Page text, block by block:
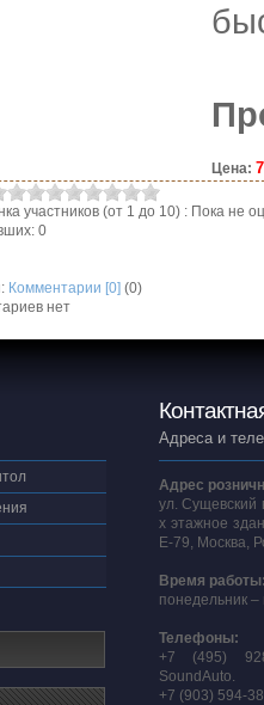
Цена:
участников (от 1 до 10) : Пока не
0
Комментарии [0] (0)
нет
Адреса и
Адрес
ул. Сущевский
х этажное
E-79, Москва,
Время
понедельник –
Телефоны:
+7 (495)
SoundAuto.
+7 (903) 594-